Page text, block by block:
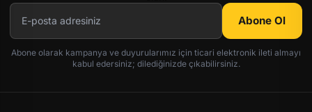
Abone Ol
Abone olarak kampanya ve duyurularımız için ticari elektronik ileti almayı
kabul edersiniz; dilediğinizde çıkabilirsiniz.